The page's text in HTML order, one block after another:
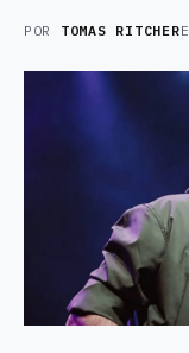
POR TOMAS RITCHER